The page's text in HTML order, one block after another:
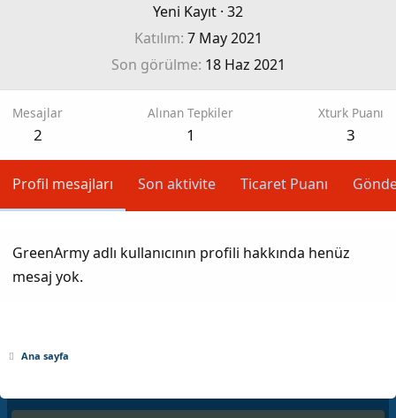
Yeni Kayıt · 32
Katılım 7 May 2021
Son görülme 18 Haz 2021
Mesajlar
2
Alınan Tepkiler
1
Xturk Puanı
3
Profil mesajları Son aktivite Ticaret Puanı
GreenArmy adlı kullanıcının profili hakkında henüz
mesaj yok.
Ana sayfa